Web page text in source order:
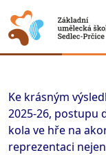
Ke krásným
2025-26, postupu
kola ve hře na
reprezentaci